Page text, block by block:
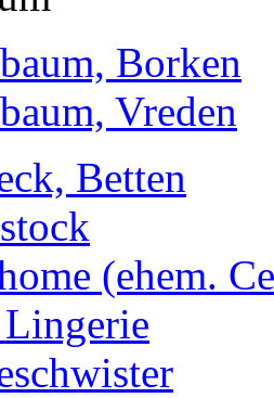
Borken
Vreden
Betten
(ehem.